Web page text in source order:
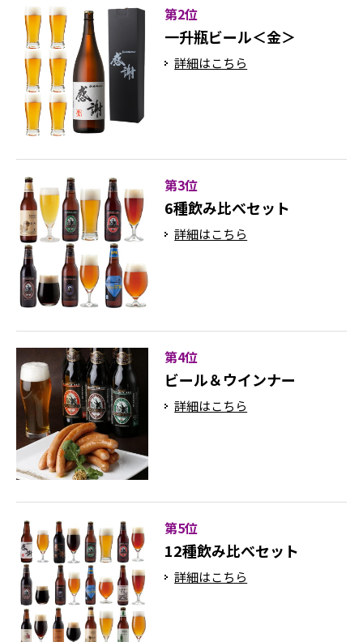
第2位
一升瓶ビール＜金＞
詳細はこちら
第3位
6種飲み比べセット
詳細はこちら
第4位
ビール＆ウインナー
詳細はこちら
第5位
12種飲み比べセット
詳細はこちら